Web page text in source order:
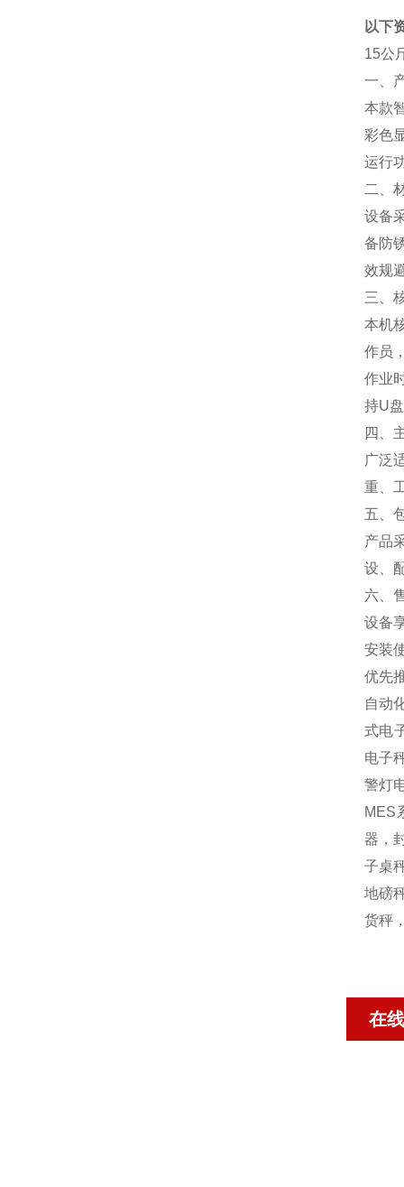
以下
15公
一、
本款
彩色
运行
二、
设备
备防
效规
三、
本机
作员
作业
持U
四、
广泛
重、
五、
产品
设、
六、
设备
安装
优先
自动
式电
电子
警灯
MES
器，
子桌
地磅
货秤
在